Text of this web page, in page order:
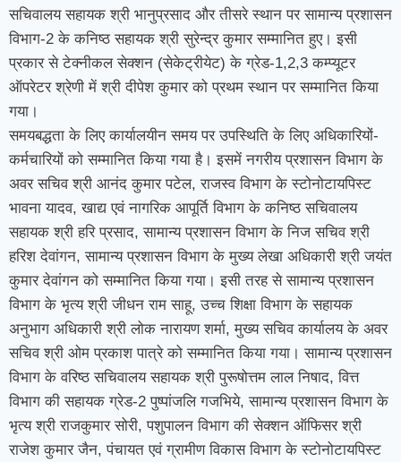
सचिवालय सहायक श्री भानुप्रसाद और तीसरे स्थान पर सामान्य प्रशासन
विभाग-2 के कनिष्ठ सहायक श्री सुरेन्द्र कुमार सम्मानित हुए। इसी
प्रकार से टेक्नीकल सेक्शन (सेकेट्रीयेट) के ग्रेड-1,2,3 कम्प्यूटर
ऑपरेटर श्रेणी में श्री दीपेश कुमार को प्रथम स्थान पर सम्मानित किया
गया।
समयबद्धता के लिए कार्यालयीन समय पर उपस्थिति के लिए अधिकारियों-
कर्मचारियों को सम्मानित किया गया है। इसमें नगरीय प्रशासन विभाग के
अवर सचिव श्री आनंद कुमार पटेल, राजस्व विभाग के स्टोनोटायपिस्ट
भावना यादव, खाद्य एवं नागरिक आपूर्ति विभाग के कनिष्ठ सचिवालय
सहायक श्री हरि प्रसाद, सामान्य प्रशासन विभाग के निज सचिव श्री
हरिश देवांगन, सामान्य प्रशासन विभाग के मुख्य लेखा अधिकारी श्री जयंत
कुमार देवांगन को सम्मानित किया गया। इसी तरह से सामान्य प्रशासन
विभाग के भृत्य श्री जीधन राम साहू, उच्च शिक्षा विभाग के सहायक
अनुभाग अधिकारी श्री लोक नारायण शर्मा, मुख्य सचिव कार्यालय के अवर
सचिव श्री ओम प्रकाश पात्रे को सम्मानित किया गया। सामान्य प्रशासन
विभाग के वरिष्ठ सचिवालय सहायक श्री पुरूषोत्तम लाल निषाद, वित्त
विभाग की सहायक ग्रेड-2 पुष्पांजलि गजभिये, सामान्य प्रशासन विभाग के
भृत्य श्री राजकुमार सोरी, पशुपालन विभाग की सेक्शन ऑफिसर श्री
राजेश कुमार जैन, पंचायत एवं ग्रामीण विकास विभाग के स्टोनोटायपिस्ट